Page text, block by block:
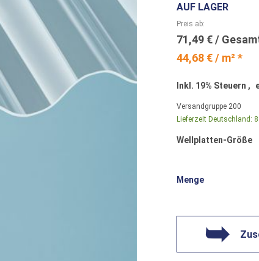
AUF LAGER
44,68 € / m² *
Preis ab
71,49 €
Inkl. 19% Steuern ,
Versandgruppe 200
Lieferzeit Deutschland:
Wellplatten-Größe
Menge